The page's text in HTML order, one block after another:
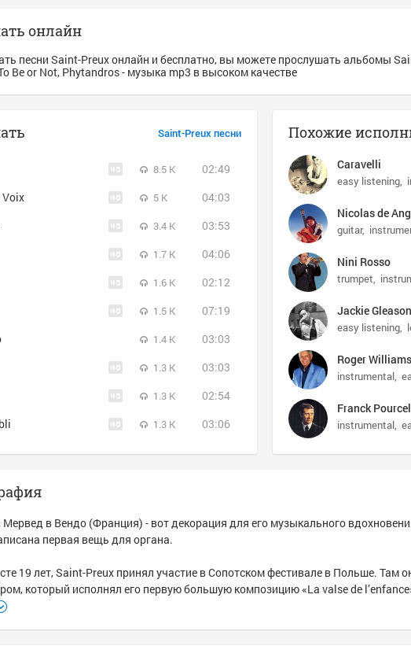
онлайн
песни Saint-Preux онлайн и бесплатно, вы можете прослушать альбомы
Be or Not, Phytandros - музыка mp3 в высоком качестве
Saint-Preux песни
8.5 K
02:49
Voix
5 K
04:03
3.4 K
03:53
1.7 K
04:06
1.6 K
02:12
1.5 K
07:19
1.4 K
03:03
1.3 K
03:03
1.3 K
02:54
1.3 K 03:06
Похожие
Caravelli
easy listening
Nicolas de
guitar
Nini Rosso
trumpet
Jackie Gleason
easy listening
Roger Williams
instrumental
Franck Pourcel
instrumental
в Вендо (Франция) - вот декорация для его музыкального
первая вещь для органа.
19 лет, Saint-Preux принял участие в Сопотском фестивале в Польше. Там
который исполнял его первую большую композицию «La valse de